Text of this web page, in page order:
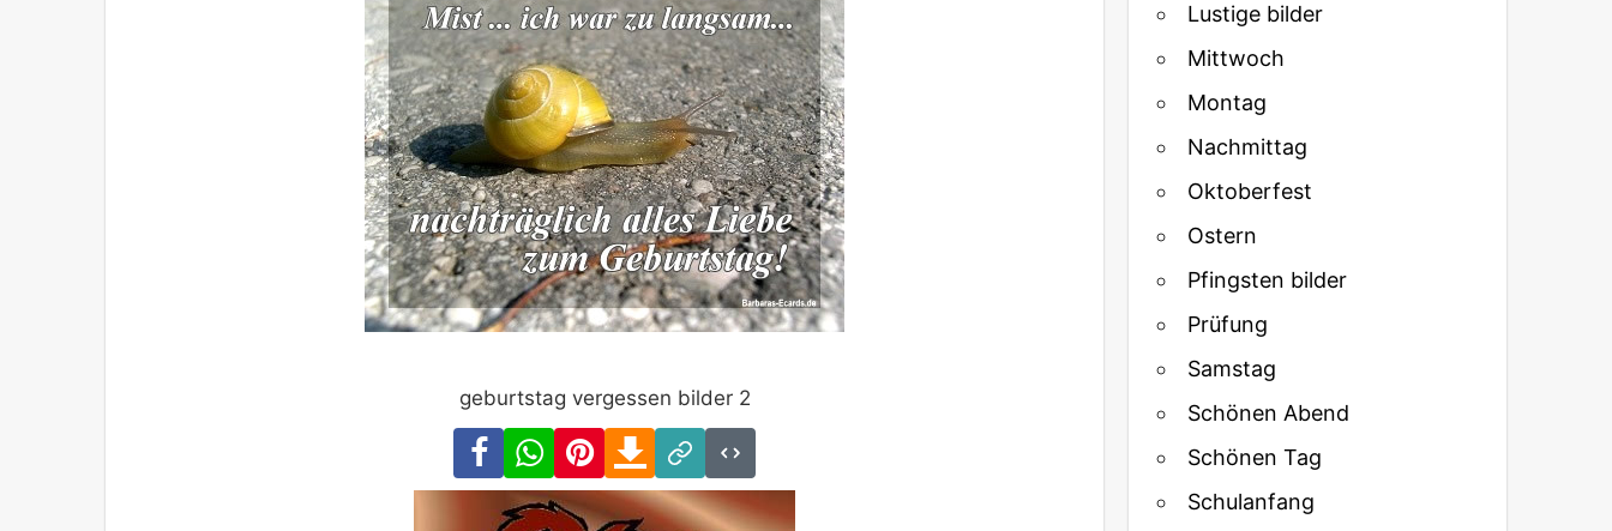
geburtstag vergessen bilder 2
FacebookWhatsAppPinterestDownload
Link
Lustige bilder
Mittwoch
Montag
Nachmittag
Oktoberfest
Ostern
Pfingsten bilder
Prüfung
Samstag
Schönen Abend
Schönen Tag
Schulanfang